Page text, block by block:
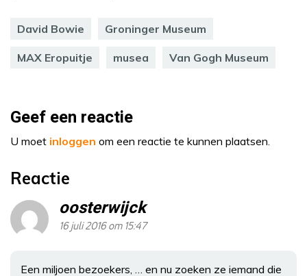
David Bowie Groninger Museum
MAX Eropuitje musea Van Gogh Museum
Geef een reactie
U moet inloggen om een reactie te kunnen plaatsen.
Reactie
oosterwijck
16 juli 2016 om 15:47
Een miljoen bezoekers, … en nu zoeken ze iemand die